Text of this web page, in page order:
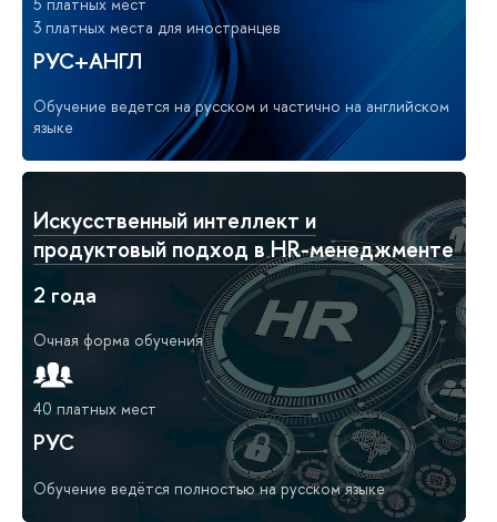
3 платных места для иностранцев
РУС+АНГЛ
Обучение ведется на русском и частично на английском
языке
Искусственный интеллект и
продуктовый подход в HR-менеджменте
2 года
Очная форма обучения
40 платных мест
РУС
Обучение ведётся полностью на русском языке